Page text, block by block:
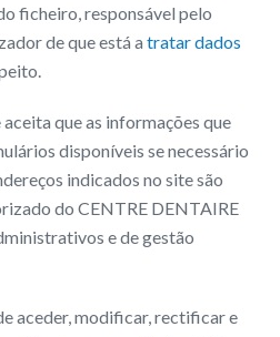
ficheiro, responsável pelo
de que está a tratar dados
que as informações que
disponíveis se necessário
indicados no site são
do CENTRE DENTAIRE
e de gestão
aceder, modificar, rectificar e